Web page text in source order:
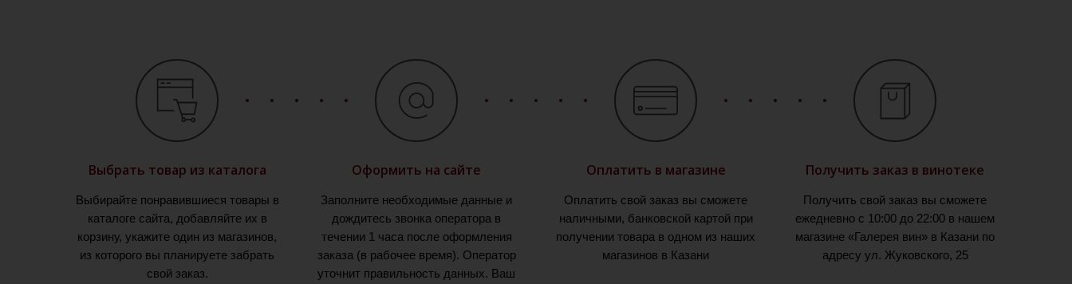
Выбрать товар из каталога
Выбирайте понравившиеся товары в
каталоге сайта, добавляйте их в
корзину, укажите один из магазинов,
из которого вы планируете забрать
свой заказ.
Оформить на сайте
Заполните необходимые данные и
дождитесь звонка оператора в
течении 1 часа после оформления
заказа (в рабочее время). Оператор
уточнит правильность данных. Ваш
Оплатить в магазине
Оплатить свой заказ вы сможете
наличными, банковской картой при
получении товара в одном из наших
магазинов в Казани
Получить заказ в винотеке
Получить свой заказ вы сможете
ежедневно с 10:00 до 22:00 в нашем
магазине «Галерея вин» в Казани по
адресу ул. Жуковского, 25